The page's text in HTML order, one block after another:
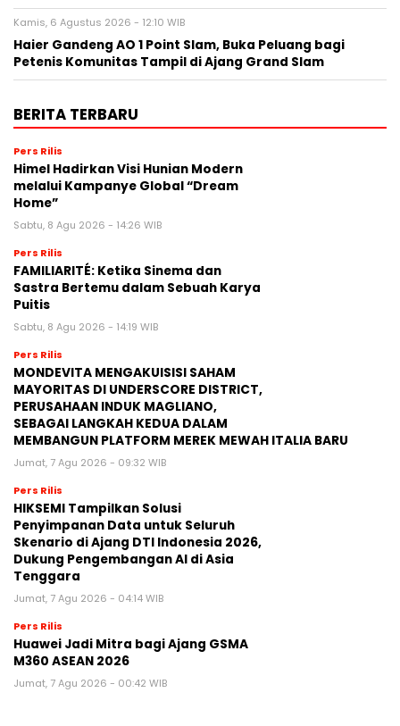
Kamis, 6 Agustus 2026 - 12:10 WIB
Haier Gandeng AO 1 Point Slam, Buka Peluang bagi
Petenis Komunitas Tampil di Ajang Grand Slam
BERITA TERBARU
Pers Rilis
Himel Hadirkan Visi Hunian Modern
melalui Kampanye Global “Dream
Home”
Sabtu, 8 Agu 2026 - 14:26 WIB
Pers Rilis
FAMILIARITÉ: Ketika Sinema dan
Sastra Bertemu dalam Sebuah Karya
Puitis
Sabtu, 8 Agu 2026 - 14:19 WIB
Pers Rilis
MONDEVITA MENGAKUISISI SAHAM
MAYORITAS DI UNDERSCORE DISTRICT,
PERUSAHAAN INDUK MAGLIANO,
SEBAGAI LANGKAH KEDUA DALAM
MEMBANGUN PLATFORM MEREK MEWAH ITALIA BARU
Jumat, 7 Agu 2026 - 09:32 WIB
Pers Rilis
HIKSEMI Tampilkan Solusi
Penyimpanan Data untuk Seluruh
Skenario di Ajang DTI Indonesia 2026,
Dukung Pengembangan AI di Asia
Tenggara
Jumat, 7 Agu 2026 - 04:14 WIB
Pers Rilis
Huawei Jadi Mitra bagi Ajang GSMA
M360 ASEAN 2026
Jumat, 7 Agu 2026 - 00:42 WIB